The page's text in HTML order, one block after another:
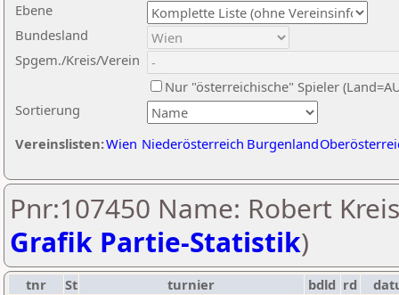
Ebene
Sortierung
Bundesland
Spgem./Kreis/Verein
Nur "österreichische" Spieler
Vereinslisten:Wien Niederösterreich Burgenland
Pnr:107450 Name: Robert
Grafik Partie-Statistik)
tnr St turnier bdld rd